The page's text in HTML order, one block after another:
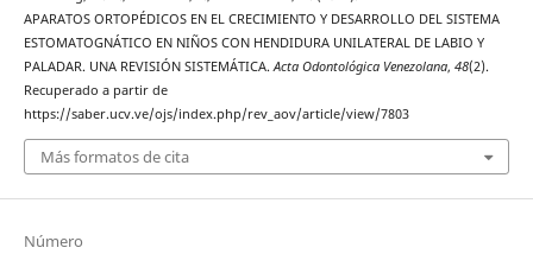
APARATOS ORTOPÉDICOS EN EL CRECIMIENTO Y DESARROLLO DEL SISTEMA
ESTOMATOGNÁTICO EN NIÑOS CON HENDIDURA UNILATERAL DE LABIO Y
PALADAR. UNA REVISIÓN SISTEMÁTICA.Acta Odontológica Venezolana, 48(2).
Recuperado a partir de
https://saber.ucv.ve/ojs/index.php/rev_aov/article/view/7803
Más formatos de cita
Número